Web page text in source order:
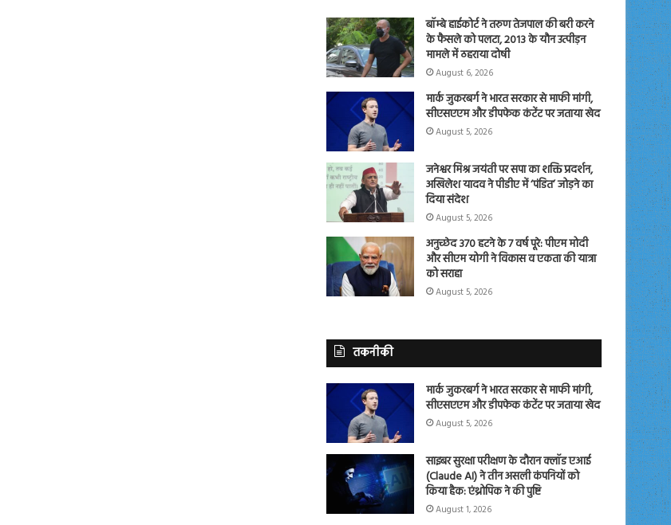
बॉम्बे हाईकोर्ट ने तरुण तेजपाल की बरी करने
के फैसले को पलटा, 2013 के यौन उत्पीड़न
मामले में ठहराया दोषी
August 6, 2026
मार्क जुकरबर्ग ने भारत सरकार से माफी मांगी,
सीएसएएम और डीपफेक कंटेंट पर जताया खेद
August 5, 2026
जनेश्वर मिश्र जयंती पर सपा का शक्ति प्रदर्शन,
अखिलेश यादव ने पीडीए में ‘पंडित’ जोड़ने का
दिया संदेश
August 5, 2026
अनुच्छेद 370 हटने के 7 वर्ष पूरे: पीएम मोदी
और सीएम योगी ने विकास व एकता की यात्रा
को सराहा
August 5, 2026
तकनीकी
मार्क जुकरबर्ग ने भारत सरकार से माफी मांगी,
सीएसएएम और डीपफेक कंटेंट पर जताया खेद
August 5, 2026
साइबर सुरक्षा परीक्षण के दौरान क्लॉड एआई
(Claude AI) ने तीन असली कंपनियों को
किया हैक: एंथ्रोपिक ने की पुष्टि
August 1, 2026